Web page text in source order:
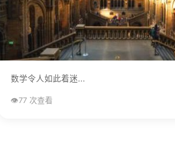
数学令人如此着迷...
👁️77 次查看